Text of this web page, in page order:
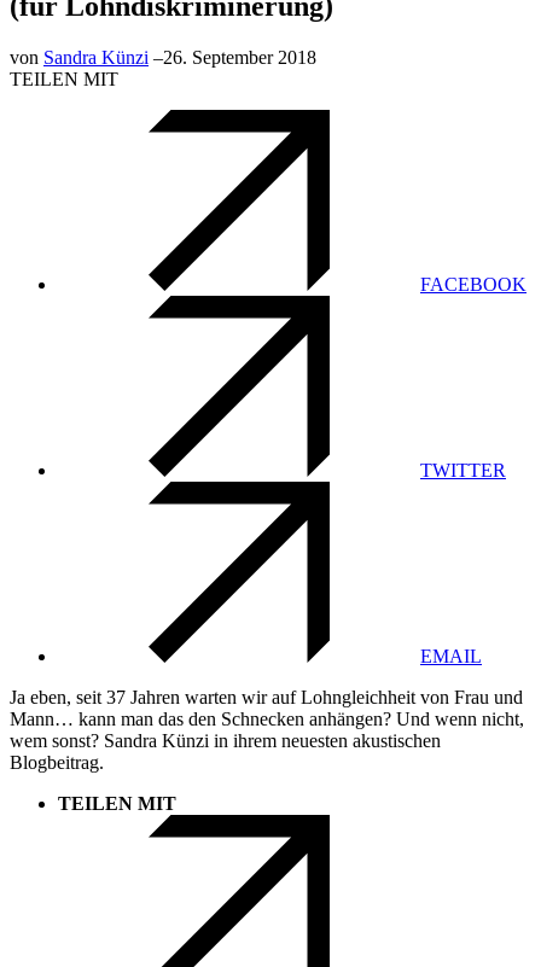
von Sandra Künzi –26. September 2018
TEILEN MIT
FACEBOOK
TWITTER
EMAIL
Ja eben, seit 37 Jahren warten wir auf Lohngleichheit von Frau und
Mann… kann man das den Schnecken anhängen? Und wenn nicht,
wem sonst? Sandra Künzi in ihrem neuesten akustischen
Blogbeitrag.
TEILEN MIT